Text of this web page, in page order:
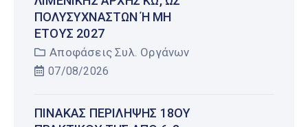
ΠΟΛΥΣΎΧΝΑΣΤΩΝ Ή ΜΗ Έ
ΤΟΥΣ 2027
Αποφάσεις Συλ. Οργάνων
07/08/2026
ΠΊΝΑΚΑΣ ΠΕΡΊΛΗΨΗΣ 18ΟΥ